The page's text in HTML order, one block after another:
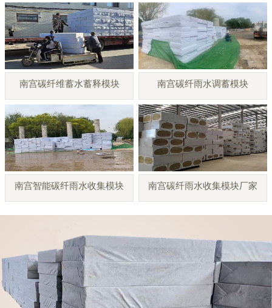
南宫碳纤维蓄水蓄释模块 南宫碳纤雨水调蓄模块
南宫智能碳纤雨水收集模块 南宫碳纤雨水收集模块厂家